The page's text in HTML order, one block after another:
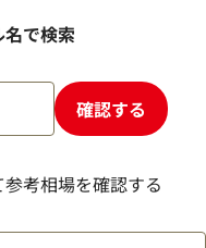
で検索
確認する
考相場を確認する